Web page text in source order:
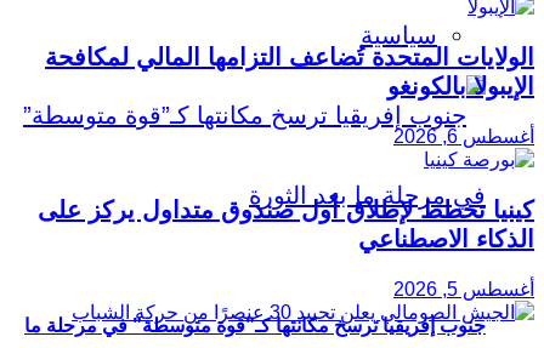
سياسية
جنوب إفريقيا ترسخ مكانتها كـ”قوة متوسطة” في مرحلة ما
الولايات المتحدة تُضاعف التزامها المالي لمكافحة
الإيبولا بالكونغو
أغسطس 6, 2026
كينيا تخطط لإطلاق أول صندوق متداول يركز على
الذكاء الاصطناعي
أغسطس 5, 2026